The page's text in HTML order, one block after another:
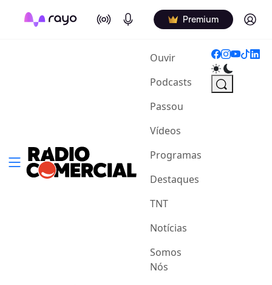
On Air Podcasts Premium Log in
Ouvir(current)
Podcasts
Passou
Vídeos
Programas
Destaques
TNT
Notícias
Somos
Nós